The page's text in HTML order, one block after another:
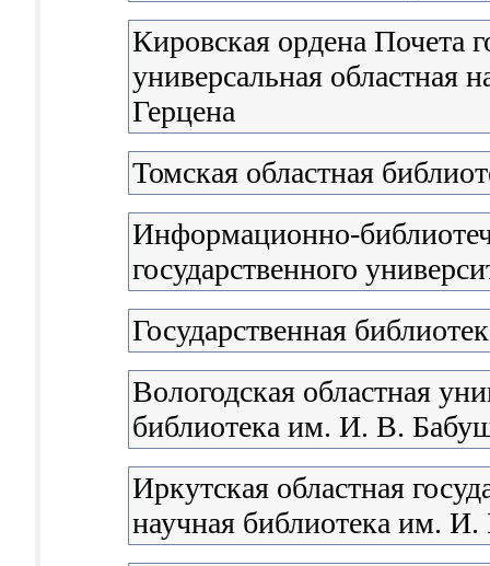
Кировская ордена Почета
универсальная областная
Герцена
Томская областная
Информационно-
государственного
Государственная
Вологодская областная
библиотека им. И. В.
Иркутская областная
научная библиотека им.